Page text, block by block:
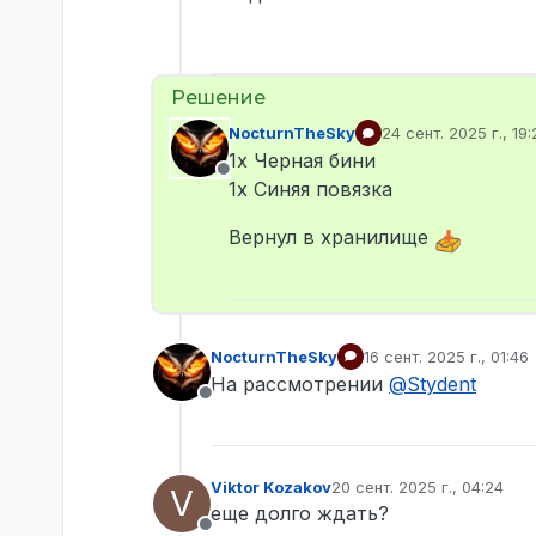
Не в сети
NocturnTheSky 24 сент. 2025 г.,
отредактировано
1х Черная бини
1х Синяя повязка
Вернул в хранилище
Не в сети
NocturnTheSky 16 сент. 2025 г., 01:46
отредактировано
На рассмотрении @Stydent
V Viktor Kozakov20 сент. 2025 г., 04:24
отредактировано
еще долго ждать?